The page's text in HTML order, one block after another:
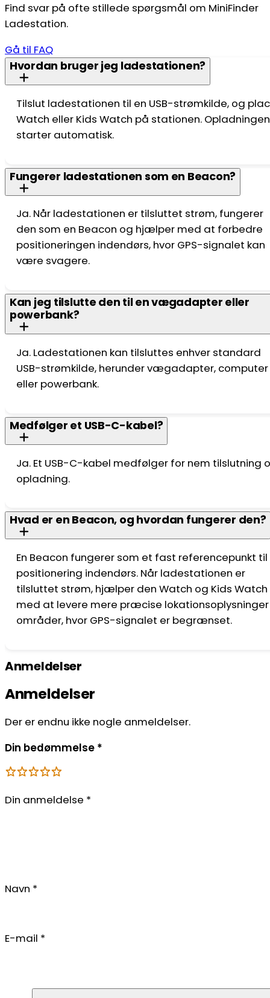
Find svar på ofte stillede spørgsmål om MiniFinder
Ladestation.
Gå til FAQ
Hvordan bruger jeg ladestationen?
Tilslut ladestationen til en USB-strømkilde, og
Watch eller Kids Watch på stationen. Opladningen
starter automatisk.
Fungerer ladestationen som en Beacon?
Ja. Når ladestationen er tilsluttet strøm, fungerer
den som en Beacon og hjælper med at forbedre
positioneringen indendørs, hvor GPS-signalet kan
være svagere.
Kan jeg tilslutte den til en vægadapter eller
powerbank?
Ja. Ladestationen kan tilsluttes enhver standard
USB-strømkilde, herunder vægadapter, computer
eller powerbank.
Medfølger et USB-C-kabel?
Ja. Et USB-C-kabel medfølger for nem tilslutning
opladning.
Hvad er en Beacon, og hvordan fungerer den?
En Beacon fungerer som et fast referencepunkt til
positionering indendørs. Når ladestationen er
tilsluttet strøm, hjælper den Watch og Kids Watch
med at levere mere præcise
områder, hvor GPS-signalet er begrænset.
Anmeldelser
Anmeldelser
Der er endnu ikke nogle anmeldelser.
Din bedømmelse *
Din anmeldelse *
Navn *
E-mail *